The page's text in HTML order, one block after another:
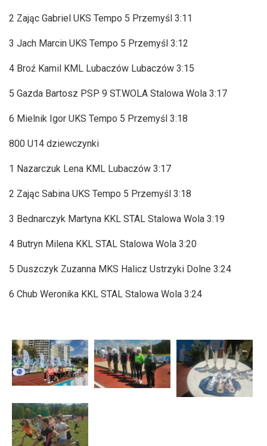
2 Zając Gabriel UKS Tempo 5 Przemyśl 3:11
3 Jach Marcin UKS Tempo 5 Przemyśl 3:12
4 Broź Kamil KML Lubaczów Lubaczów 3:15
5 Gazda Bartosz PSP 9 ST.WOLA Stalowa Wola 3:17
6 Mielnik Igor UKS Tempo 5 Przemyśl 3:18
800 U14 dziewczynki
1 Nazarczuk Lena KML Lubaczów 3:17
2 Zając Sabina UKS Tempo 5 Przemyśl 3:18
3 Bednarczyk Martyna KKL STAL Stalowa Wola 3:19
4 Butryn Milena KKL STAL Stalowa Wola 3:20
5 Duszczyk Zuzanna MKS Halicz Ustrzyki Dolne 3:24
6 Chub Weronika KKL STAL Stalowa Wola 3:24